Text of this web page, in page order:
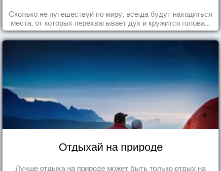
Сколько не путешествуй по миру, всегда будут находиться
места, от которых перехватывает дух и кружится голова...
Отдыхай на природе
Лучше отдыха на природе может быть только отдых на